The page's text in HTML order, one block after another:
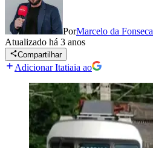
PorMarcelo da Fonseca
Atualizado há 3 anos
Compartilhar
Adicionar Itatiaia ao